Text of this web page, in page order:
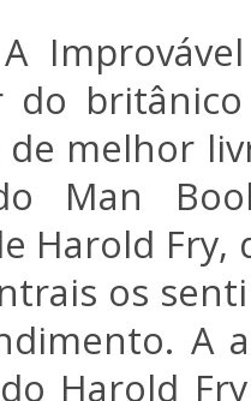
A
do
de melhor
Man
Harold Fry,
os
A
Harold